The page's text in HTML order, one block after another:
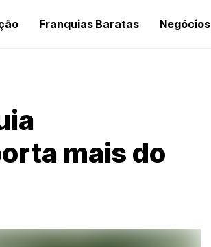
Franquias Baratas Negócios
mais do